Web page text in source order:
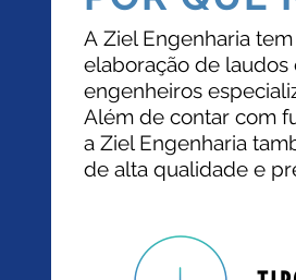
A Ziel Engenharia
elaboração de
engenheiros
Além de contar com
a Ziel Engenharia
de alta qualidade e